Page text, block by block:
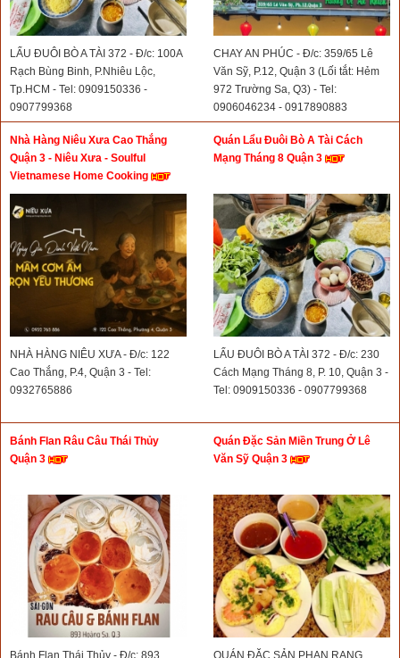
LẨU ĐUÔI BÒ A TÀI 372 - Đ/c: 100A
Rạch Bùng Binh, P.Nhiêu Lộc,
Tp.HCM - Tel: 0909150336 -
0907799368
CHAY AN PHÚC - Đ/c: 359/65 Lê
Văn Sỹ, P.12, Quận 3 (Lối tắt: Hẻm
972 Trường Sa, Q3) - Tel:
0906046234 - 0917890883
Nhà Hàng Niêu Xưa Cao Thắng
Quận 3 - Niêu Xưa - Soulful
Vietnamese Home Cooking
NHÀ HÀNG NIÊU XƯA - Đ/c: 122
Cao Thắng, P.4, Quận 3 - Tel:
0932765886
Quán Lẩu Đuôi Bò A Tài Cách
Mạng Tháng 8 Quận 3
LẨU ĐUÔI BÒ A TÀI 372 - Đ/c: 230
Cách Mạng Tháng 8, P. 10, Quận 3 -
Tel: 0909150336 - 0907799368
Bánh Flan Râu Câu Thái Thủy
Quận 3
Bánh Flan Thái Thủy - Đ/c: 893
Quán Đặc Sản Miền Trung Ở Lê
Văn Sỹ Quận 3
QUÁN ĐẶC SẢN PHAN RANG